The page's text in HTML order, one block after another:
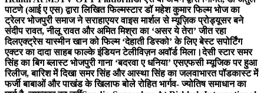
पाटणे (आई ए एस) द्वारा लिखित फिल्मस्टार डॉ महेश कुमार फिल्म भोज का
ट्रेलर भोजपुरी समाज ने सराहाएयर वाइस मार्शल से म्यूज़िक प्रोड्यूसर बने
संदीप रावत, नीलू रावत और अमित मिश्रा का ‘असर ये तेरा’ जीत रहा
दिलएक्ट्रेस यास्मीन खान को फिल्म ‘देहाती डिस्को’ के लिए बेस्ट सपोर्टिंग
एक्टर का दादा साहब फाल्के इंडियन टेलीविज़न अवॉर्ड मिला।देसी स्टार समर
सिंह का बिग ब्लास्ट भोजपुरी गाना ‘बदरवा ए धनिया’ एसएफसी म्यूजिक पर हुआ
रिलीज, बारिश में दिखा समर सिंह और आस्था सिंह का जलवाभारत पॉडकास्ट में
फर्जी बाबाओं और पाखंड के खिलाफ बोले रोहित भार्गव- ज्योतिष समाधान का